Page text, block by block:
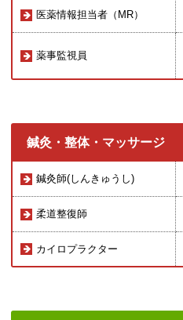
医薬情報担当者（MR）
薬事監視員
鍼灸・整体・マッサージ
鍼灸師(しんきゅうし)
柔道整復師
カイロプラクター